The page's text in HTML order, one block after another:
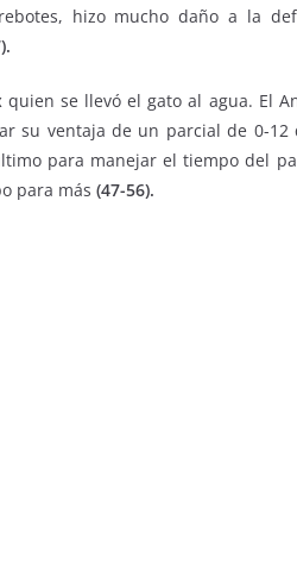
hizo mucho daño a la
quien se llevó el gato al agua. El
su ventaja de un parcial de 0-12
para manejar el tiempo del
para más (47-56).